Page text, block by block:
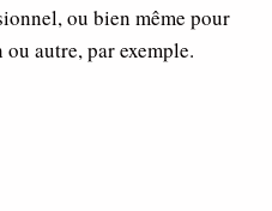
ou bien même pour
autre, par exemple.